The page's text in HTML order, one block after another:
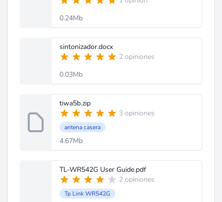
0.24Mb
sintonizador.docx
2 opiniones
0.03Mb
tiwa5b.zip
3 opiniones
antena casera
4.67Mb
TL-WR542G User Guide.pdf
2 opiniones
Tp Link WR542G